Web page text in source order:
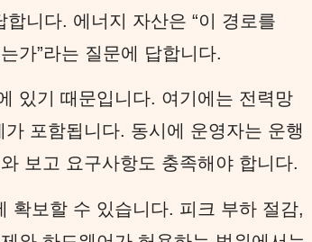
니다. 에너지 자산은 “이 경로를
가”라는 질문에 답합니다.
있기 때문입니다. 여기에는 전력망
포함됩니다. 동시에 운영자는 운행
보고 요구사항도 충족해야 합니다.
확보할 수 있습니다. 피크 부하 절감,